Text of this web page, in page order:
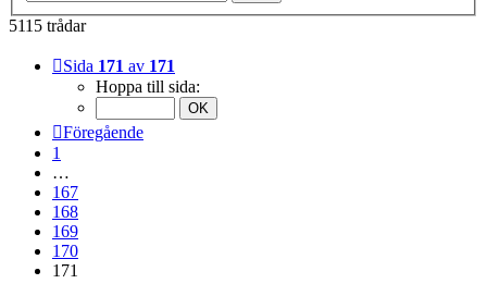
5115 trådar
Sida 171 av 171
Hoppa till sida:
Föregående
1
…
167
168
169
170
171